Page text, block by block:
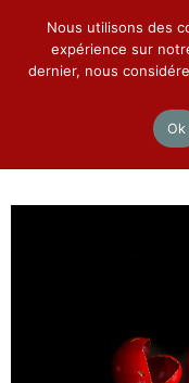
Nous utilisons des
expérience sur
dernier, nous
Ok